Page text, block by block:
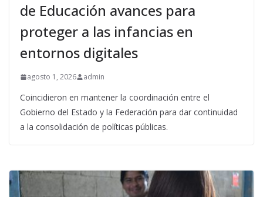
de Educación avances para
proteger a las infancias en
entornos digitales
agosto 1, 2026 admin
Coincidieron en mantener la coordinación entre el
Gobierno del Estado y la Federación para dar continuidad
a la consolidación de políticas públicas.